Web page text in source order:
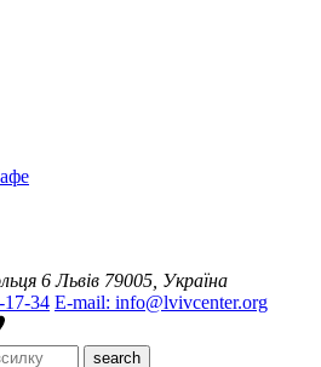
6 Львів 79005, Україна
17-34 E-mail: info@lvivcenter.org
search